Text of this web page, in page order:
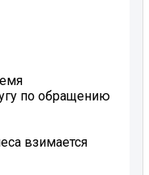
по обращению
взимается